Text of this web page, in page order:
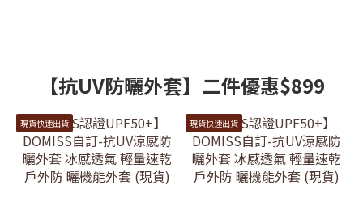
【抗UV防曬外套】二件優惠$899
現貨快速出貨 現貨快速出貨